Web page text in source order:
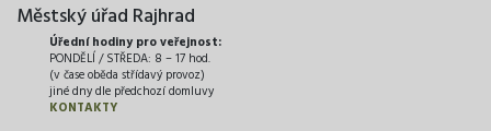
Městský úřad Rajhrad
Úřední hodiny pro veřejnost:
PONDĚLÍ / STŘEDA: 8 – 17 hod.
(v čase oběda střídavý provoz)
jiné dny dle předchozí domluvy
KONTAKTY